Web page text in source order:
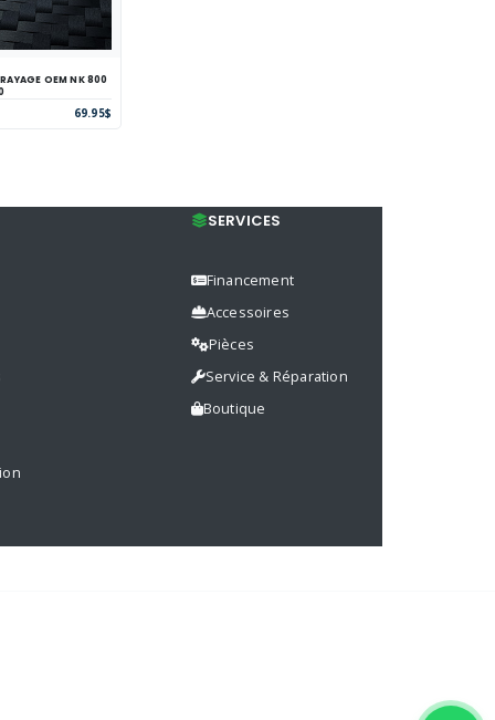
Voir
OEM NK 800
69.95$
SERVICES
Financement
Accessoires
Pièces
Service & Réparation
Boutique